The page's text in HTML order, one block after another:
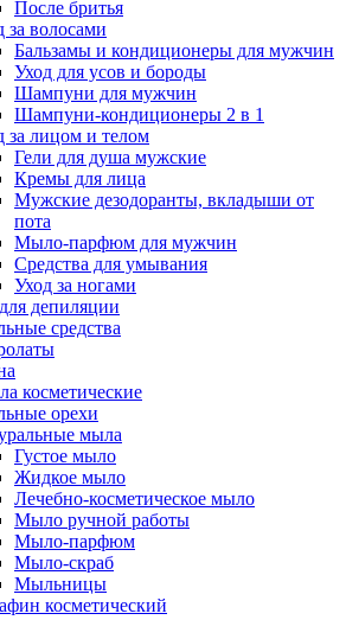
После бритья
за волосами
Бальзамы и кондиционеры для мужчин
Уход для усов и бороды
Шампуни для мужчин
Шампуни-кондиционеры 2 в 1
за лицом и телом
Гели для душа мужские
Кремы для лица
Мужские дезодоранты, вкладыши от
пота
Мыло-парфюм для мужчин
Средства для умывания
Уход за ногами
депиляции
средства
косметические
орехи
мыла
Густое мыло
Жидкое мыло
Лечебно-косметическое мыло
Мыло ручной работы
Мыло-парфюм
Мыло-скраб
Мыльницы
косметический